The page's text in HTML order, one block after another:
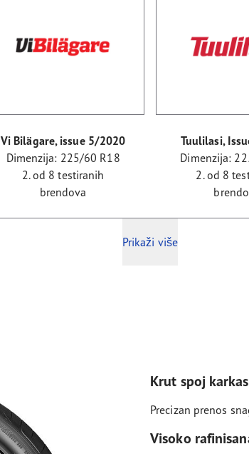
Vi Bilägare, issue 5/2020
Dimenzija: 225/60 R18
2. od 8 testiranih
brendova
Tuulilasi,
Dimenzija:
2. od 8
Prikaži više
Krut spoj
Precizan prenos
Visoko